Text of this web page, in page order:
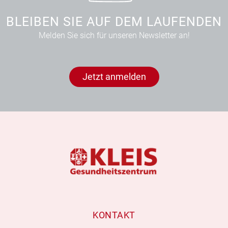
BLEIBEN SIE AUF DEM LAUFENDEN
Melden Sie sich für unseren Newsletter an!
Jetzt anmelden
KONTAKT